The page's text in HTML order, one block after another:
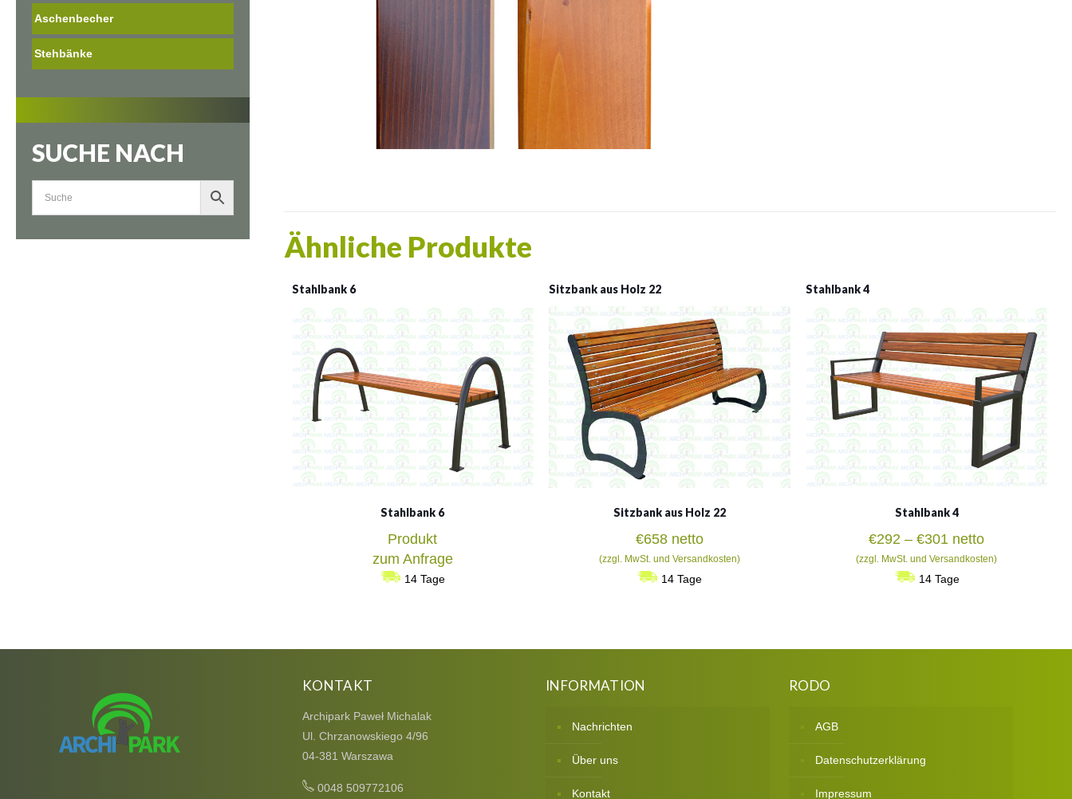
Ähnliche Produkte
Stahlbank 6
Stahlbank 6
Produkt
zum Anfrage
14 Tage
Sitzbank aus Holz 22
Sitzbank aus Holz 22
€658 netto
(zzgl. MwSt. und Versandkosten)
14 Tage
Stahlbank 4
Stahlbank 4
€292 –€301 Preisspanne:
€292
bis
netto
(zzgl. MwSt. und Versandkosten)
14 Tage
Aschenbecher
Stehbänke
SUCHE NACH
KONTAKT
Archipark Paweł Michalak
Ul. Chrzanowskiego 4/96
04-381 Warszawa
0048 509772106
INFORMATION
Nachrichten
Über uns
Kontakt
RODO
AGB
Datenschutzerklärung
Impressum